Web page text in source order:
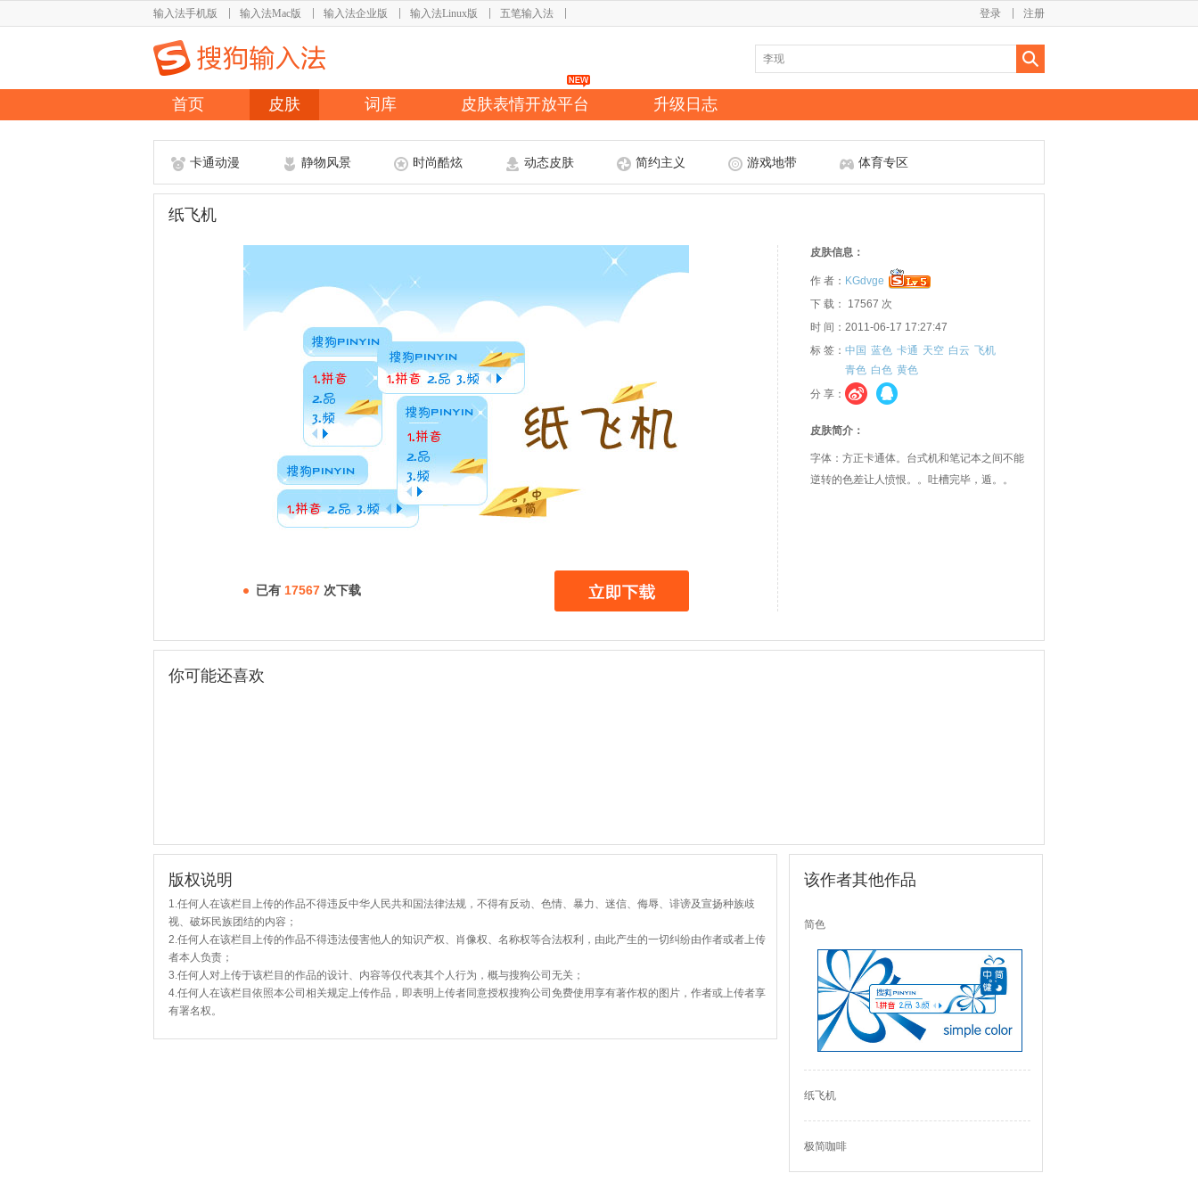
输入法手机版 输入法Mac版 输入法企业版 输入法Linux版 五笔输入法 注册
登录
首页 皮肤 词库 皮肤表情开放平台 升级日志
卡通动漫 静物风景 时尚酷炫 动态皮肤 简约主义 游戏地带 体育专区
纸飞机
已有 17567 次下载
皮肤信息：
作 者： KGdvge
下 载： 17567 次
时 间：2011-06-17 17:27:47
标 签： 中国 蓝色 卡通 天空 白云 飞机
青色 白色 黄色
分 享：
皮肤简介：
字体：方正卡通体。台式机和笔记本之间不能
逆转的色差让人愤恨。。吐槽完毕，遁。。
你可能还喜欢
版权说明
1.任何人在该栏目上传的作品不得违反中华人民共和国法律法规，不得有反动、色情、暴力、迷信、侮辱、诽谤及宣扬种族歧
视、破坏民族团结的内容；
2.任何人在该栏目上传的作品不得违法侵害他人的知识产权、肖像权、名称权等合法权利，由此产生的一切纠纷由作者或者上传
者本人负责；
3.任何人对上传于该栏目的作品的设计、内容等仅代表其个人行为，概与搜狗公司无关；
4.任何人在该栏目依照本公司相关规定上传作品，即表明上传者同意授权搜狗公司免费使用享有著作权的图片，作者或上传者享
有署名权。
该作者其他作品
简色
纸飞机
极简咖啡